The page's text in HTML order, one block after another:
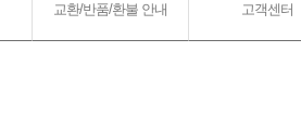
교환/반품/환불 안내 고객센터